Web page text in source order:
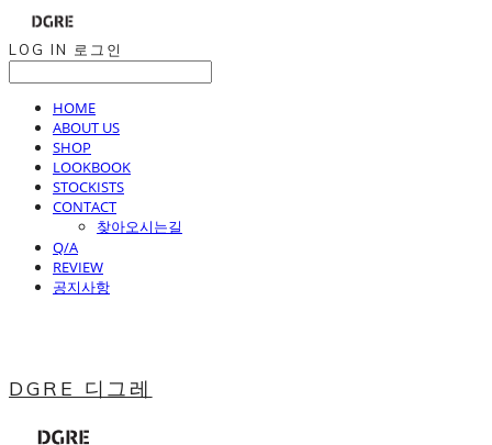
LOG IN 로그인
HOME
ABOUT US
SHOP
LOOKBOOK
STOCKISTS
CONTACT
찾아오시는길
Q/A
REVIEW
공지사항
DGRE 디그레